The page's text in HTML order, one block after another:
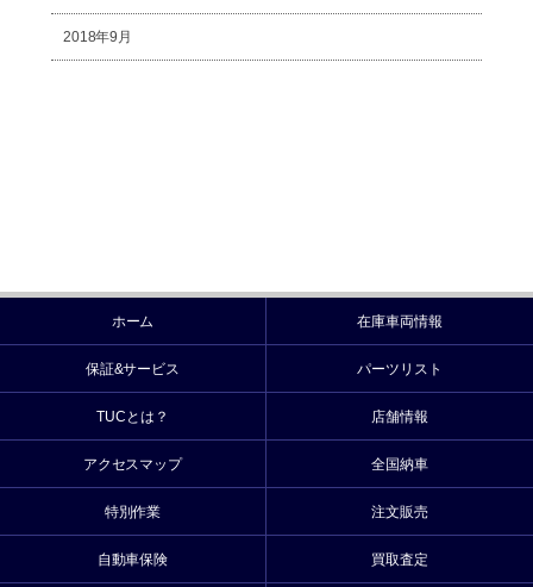
2018年9月
ホーム 在庫車両情報
保証&サービス パーツリスト
TUCとは？ 店舗情報
アクセスマップ 全国納車
特別作業 注文販売
自動車保険 買取査定